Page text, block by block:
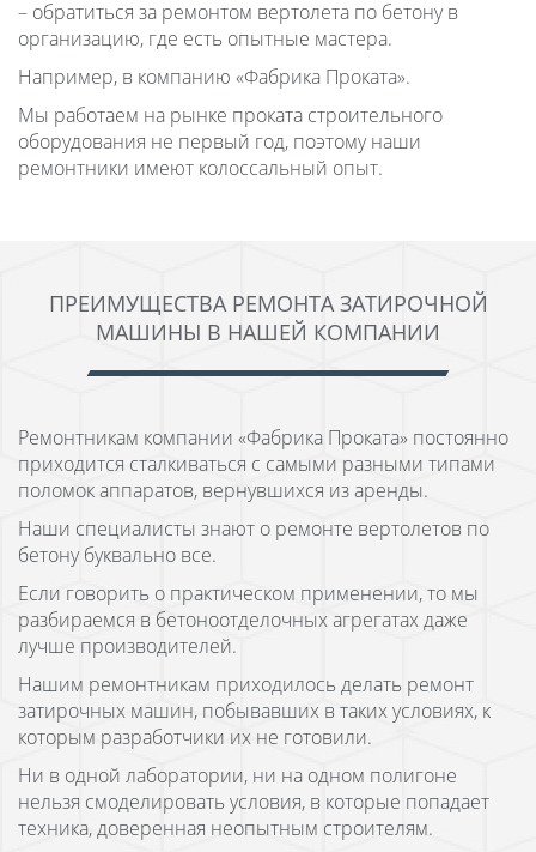
– обратиться за ремонтом вертолета по бетону в
организацию, где есть опытные мастера.
Например, в компанию «Фабрика Проката».
Мы работаем на рынке проката строительного
оборудования не первый год, поэтому наши
ремонтники имеют колоссальный опыт.
ПРЕИМУЩЕСТВА РЕМОНТА ЗАТИРОЧНОЙ
МАШИНЫ В НАШЕЙ КОМПАНИИ
Ремонтникам компании «Фабрика Проката» постоянно
приходится сталкиваться с самыми разными типами
поломок аппаратов, вернувшихся из аренды.
Наши специалисты знают о ремонте вертолетов по
бетону буквально все.
Если говорить о практическом применении, то мы
разбираемся в бетоноотделочных агрегатах даже
лучше производителей.
Нашим ремонтникам приходилось делать ремонт
затирочных машин, побывавших в таких условиях, к
которым разработчики их не готовили.
Ни в одной лаборатории, ни на одном полигоне
нельзя смоделировать условия, в которые попадает
техника, доверенная неопытным строителям.